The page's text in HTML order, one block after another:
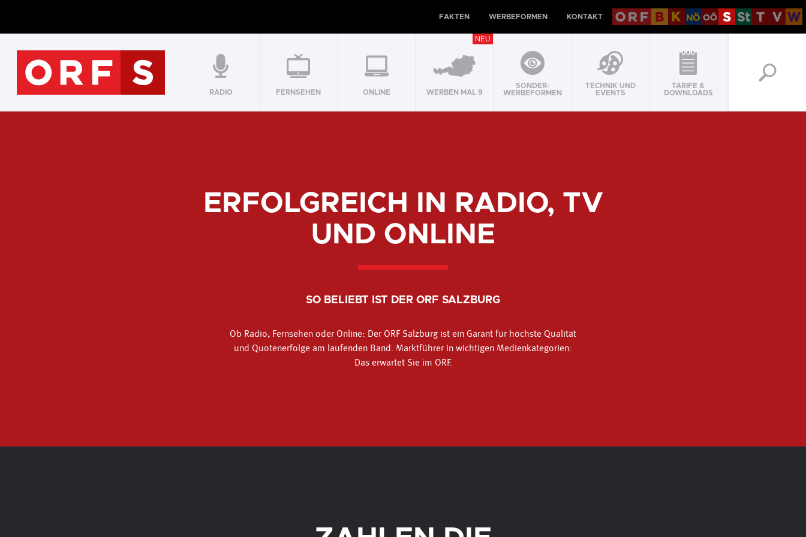
FAKTEN WERBEFORMEN KONTAKT
RADIO FERNSEHEN ONLINE
NEU
WERBEN MAL 9
SONDER-
WERBEFORMEN
TECHNIK UND
EVENTS
TARIFE &
DOWNLOADS
ERFOLGREICH IN RADIO, TV
UND ONLINE
SO BELIEBT IST DER ORF SALZBURG
Ob Radio, Fernsehen oder Online: Der ORF Salzburg ist ein Garant für höchste Qualität
und Quotenerfolge am laufenden Band. Marktführer in wichtigen Medienkategorien:
Das erwartet Sie im ORF.